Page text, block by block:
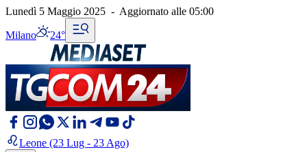
Lunedì 5 Maggio 2025 - Aggiornato alle 05:00
Milano 24°
Leone (23 Lug - 23 Ago)